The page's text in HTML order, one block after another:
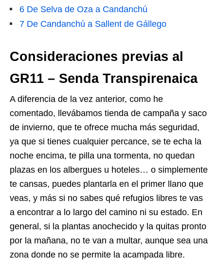
6 De Selva de Oza a Candanchú
7 De Candanchú a Sallent de Gállego
Consideraciones previas al
GR11 – Senda Transpirenaica
A diferencia de la vez anterior, como he
comentado, llevábamos tienda de campaña y saco
de invierno, que te ofrece mucha más seguridad,
ya que si tienes cualquier percance, se te echa la
noche encima, te pilla una tormenta, no quedan
plazas en los albergues u hoteles… o simplemente
te cansas, puedes plantarla en el primer llano que
veas, y más si no sabes qué refugios libres te vas
a encontrar a lo largo del camino ni su estado. En
general, si la plantas anochecido y la quitas pronto
por la mañana, no te van a multar, aunque sea una
zona donde no se permite la acampada libre.